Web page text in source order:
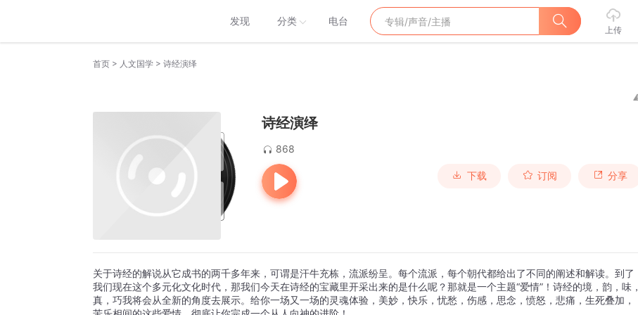
发现 分类 电台
上传
首页 > 人文国学 > 诗经演绎
诗经演绎
868
下载 订阅 分享
关于诗经的解说从它成书的两千多年来，可谓是汗牛充栋，流派纷呈。每个流派，每个朝代都给出了不同的阐述和解读。到了
我们现在这个多元化文化时代，那我们今天在诗经的宝藏里开采出来的是什么呢？那就是一个主题“爱情”！诗经的境，韵，味，
真，巧我将会从全新的角度去展示。给你一场又一场的灵魂体验，美妙，快乐，忧愁，伤感，思念，愤怒，悲痛，生死叠加，